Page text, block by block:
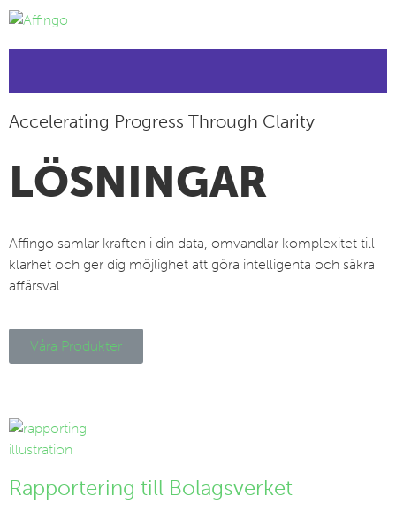
Accelerating Progress Through Clarity
LÖSNINGAR
Affingo samlar kraften i din data, omvandlar komplexitet till
klarhet och ger dig möjlighet att göra intelligenta och säkra
affärsval
Våra Produkter
Rapportering till Bolagsverket